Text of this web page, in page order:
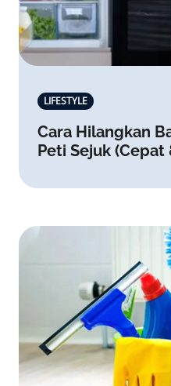
LIFESTYLE
Cara Hilangkan
Peti Sejuk (Cepat